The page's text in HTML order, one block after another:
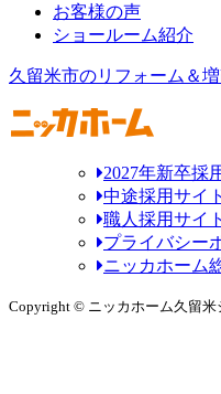
お客様の声
ショールーム紹介
久留米市のリフォーム＆
2027年新卒採
中途採用サイト
職人採用サイト
プライバシー
ニッカホーム
Copyright © ニッカホーム久留米